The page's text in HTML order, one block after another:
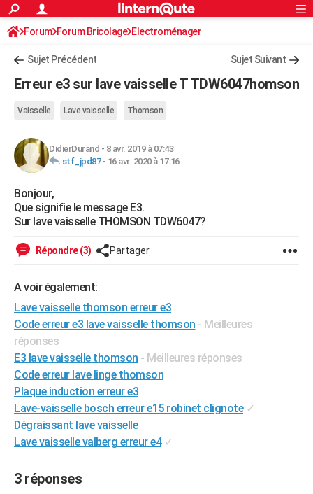
ACTUALITÉS
Politique
Société
Faits Divers
Education
Monde
Villes
+
Essais
Réserver un essai
Citadines
Berlines
SUV
Forum auto
+HIGH-TECH
BRICOLAGE
Forum
Aménagement intérieur
Extérieur
Cuisine
Salle de bains
Jardinage
Rangement
WEEK-END
Guides de France
Escapades
Patrimoine
Expositions
Musées
Week-end nature
LIFESTYLE
VOYAGE
Destinations
City break
Voyage nature
Voyage de noces
Forum
Climat
+PHOTO
GUIDES D'ACHAT
BONS PLANS
CARTE DE VOEUX
Carte de Noël
Carte Bonne année
Carte Saint-Valentin
Carte Pâques
Carte d'anniversaire
DICTIONNAIRE
PROGRAMME TV
S'inscrire
Connexion
Forum Forum Bricolage Electroménager
Sujet Précédent Sujet Suivant
Erreur e3 sur lave vaisselle T TDW6047homson
Vaisselle Lave vaisselle Thomson
DidierDurand - 8 avr. 2019 à 07:43
stf_jpd87- 16 avr. 2020 à 17:16
Bonjour,
Que signifie le message E3.
Sur lave vaisselle THOMSON TDW6047?
Répondre (3) Partager
A voir également:
Lave vaisselle thomson erreur e3
Code erreur e3 lave vaisselle thomson - Meilleures
réponses
E3 lave vaisselle thomson - Meilleures réponses
Code erreur lave linge thomson
Plaque induction erreur e3
Lave-vaisselle bosch erreur e15 robinet clignote ✓
Dégraissant lave vaisselle
Lave vaisselle valberg erreur e4 ✓
3 réponses